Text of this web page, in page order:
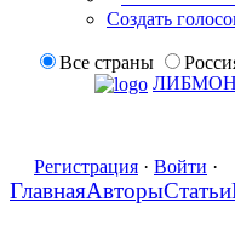
Создать
Все страны
Регистрация · Войти ·
ГлавнаяАвторыСтатьи